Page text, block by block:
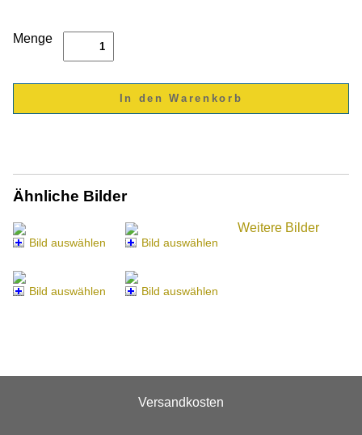
Menge
Ähnliche Bilder
Bild auswählen Bild auswählen
Bild auswählen Bild auswählen
Weitere Bilder
Versandkosten